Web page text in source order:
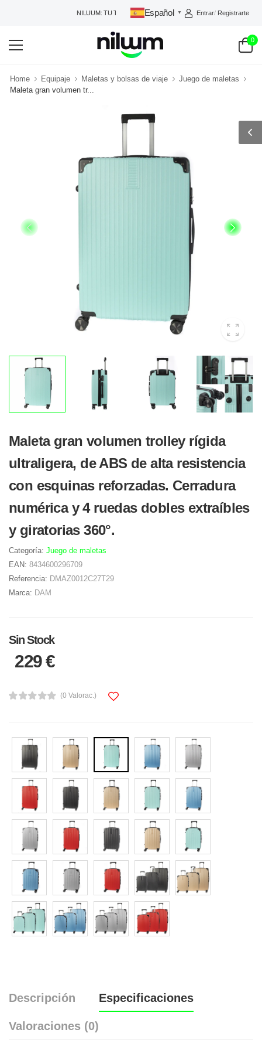
NILUUM: TU TIENDA DE CONFIANZA
Español ▼ Entrar/ Registrarte
0
Home Equipaje Maletas y bolsas de viaje
Juego de maletas
Maleta gran volumen tr...
Maleta gran volumen trolley rígida
ultraligera, de ABS de alta resistencia
con esquinas reforzadas. Cerradura
numérica y 4 ruedas dobles extraíbles
y giratorias 360°.
Categoría: Juego de maletas
EAN: 8434600296709
Referencia: DMAZ0012C27T29
Marca: DAM
Sin Stock
229 €
(0 Valorac.)
Descripción Especificaciones
Valoraciones (0)